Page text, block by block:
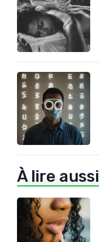
À lire aussi